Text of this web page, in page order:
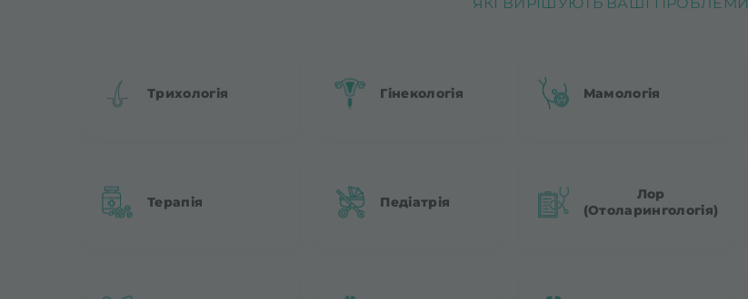
Трихологія Гінекологія Мамологія
Терапія Педіатрія
Лор
(Отоларингологія)